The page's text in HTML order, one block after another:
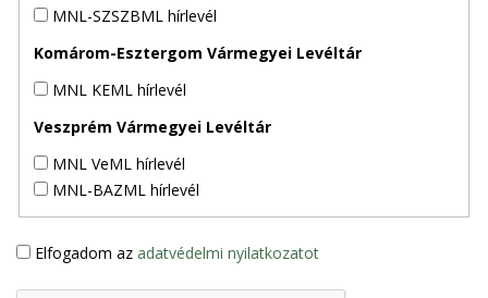
MNL-SZSZBML hírlevél
Komárom-Esztergom Vármegyei Levéltár
MNL KEML hírlevél
Veszprém Vármegyei Levéltár
MNL VeML hírlevél
MNL-BAZML hírlevél
Elfogadom az adatvédelmi nyilatkozatot